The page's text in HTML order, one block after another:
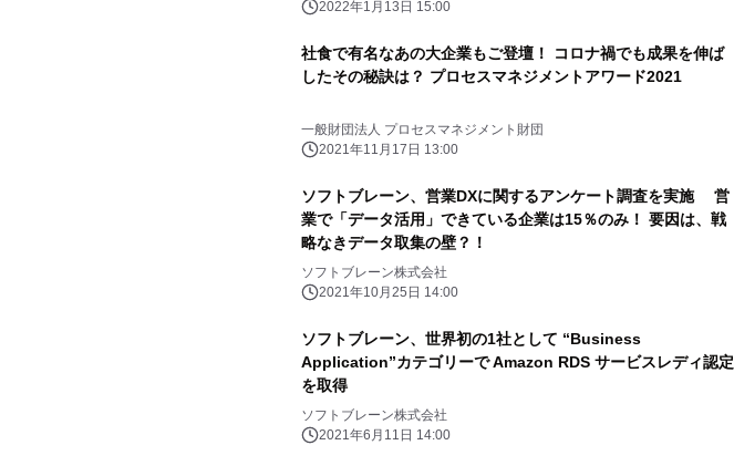
2022年1月13日 15:00
社食で有名なあの大企業もご登壇！ コロナ禍でも成果を伸ば
したその秘訣は？ プロセスマネジメントアワード2021
一般財団法人 プロセスマネジメント財団
2021年11月17日 13:00
ソフトブレーン、営業DXに関するアンケート調査を実施 営
業で「データ活用」できている企業は15％のみ！ 要因は、戦
略なきデータ取集の壁？！
ソフトブレーン株式会社
2021年10月25日 14:00
ソフトブレーン、世界初の1社として “Business
Application”カテゴリーで Amazon RDS サービスレディ認定
を取得
ソフトブレーン株式会社
2021年6月11日 14:00